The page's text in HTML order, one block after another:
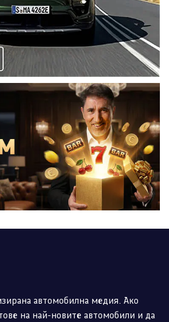
автомобилна медия. Ако
на най-новите автомобили и да